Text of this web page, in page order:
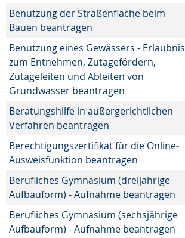
Benutzung der Straßenfläche beim
Bauen beantragen
Benutzung eines Gewässers - Erlaubnis
zum Entnehmen, Zutagefördern,
Zutageleiten und Ableiten von
Grundwasser beantragen
Beratungshilfe in außergerichtlichen
Verfahren beantragen
Berechtigungszertifikat für die Online-
Ausweisfunktion beantragen
Berufliches Gymnasium (dreijährige
Aufbauform) - Aufnahme beantragen
Berufliches Gymnasium (sechsjährige
Aufbauform) - Aufnahme beantragen